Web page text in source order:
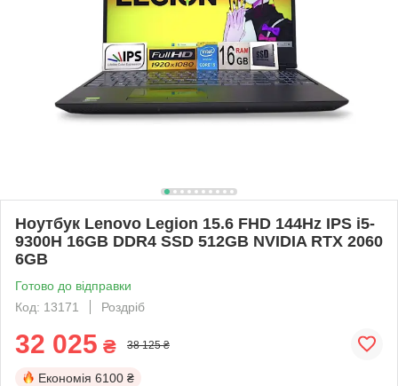
Ноутбук Lenovo Legion 15.6 FHD 144Hz IPS i5-
9300H 16GB DDR4 SSD 512GB NVIDIA RTX 2060
6GB
Готово до відправки
Код: 13171
Роздріб
32 025 ₴ 38 125 ₴
Економія 6100 ₴